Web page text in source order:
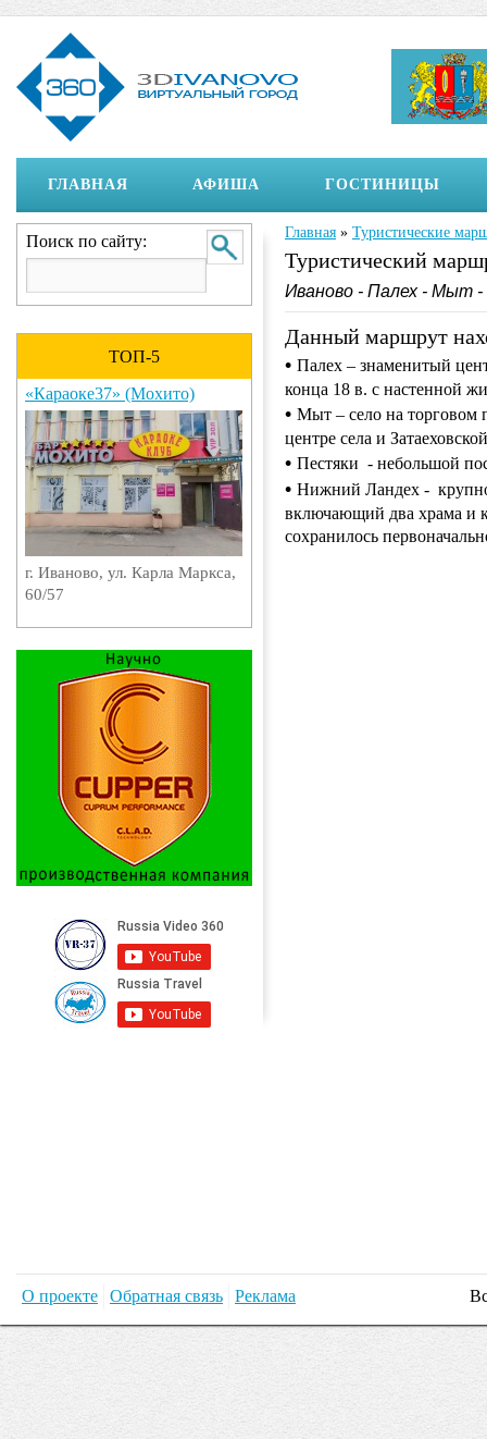
ГЛАВНАЯ АФИША ГОСТИНИЦЫ
Вы здесь
Главная » Туристические
Туристический
Иваново - Палех - Мыт
Данный маршрут
• Палех – знаменитый
конца 18 в. с настенной
• Мыт – село на торговом
центре села и
• Пестяки - небольшой
• Нижний Ландех -
включающий два храма и
сохранилось
Поиск по сайту:
ТОП-5
«Караоке37» (Мохито)
г. Иваново, ул. Карла Маркса,
60/57
О проекте Обратная связь Реклама